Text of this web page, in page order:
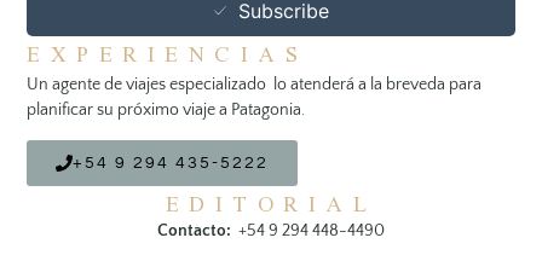
Subscribe
EXPERIENCIAS
Un agente de viajes especializado lo atenderá a la breveda para
planificar su próximo viaje a Patagonia.
+54 9 294 435-5222
EDITORIAL
Contacto: +54 9 294 448-4490